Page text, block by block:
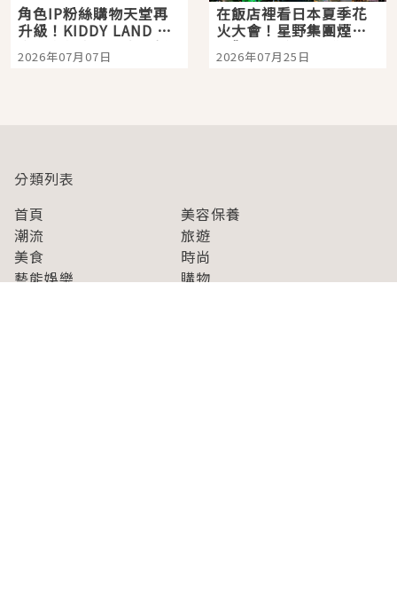
角色IP粉絲購物天堂再
升級！KIDDY LAND 原
宿店吉伊卡哇迎客，新
開幕 OMOKADO 店3分
2026年07月07日
在飯店裡看日本夏季花
火大會！星野集團煙火
景觀飯店6選，讓你不用
人擠人悠閒欣賞
2026年07月25日
分類列表
首頁
美容保養
潮流
旅遊
美食
時尚
藝能娛樂
購物